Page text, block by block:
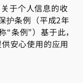
于个人信息的收
护条例（平成2年
条例”）基于此，
安心使用的应用